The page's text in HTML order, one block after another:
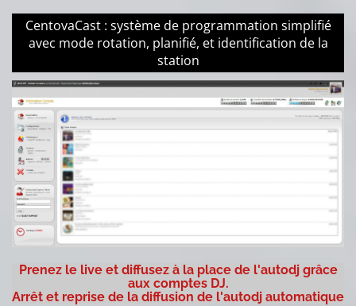
CentovaCast : système de programmation simplifié
avec mode rotation, planifié, et identification de la
station
Prenez le live et diffusez à la place de l'autodj grâce
aux comptes DJ.
Arrêt et reprise de la diffusion de l'autodj automatique